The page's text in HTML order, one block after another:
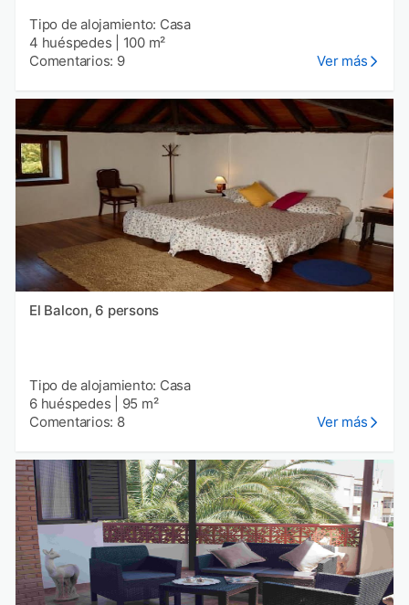
Tipo de alojamiento: Casa
4 huéspedes
100 m²
Comentarios: 9
Ver más
El Balcon, 6 persons
Tipo de alojamiento: Casa
6 huéspedes
95 m²
Comentarios: 8
Ver más